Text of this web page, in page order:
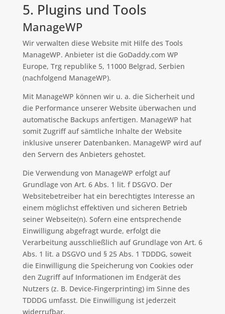
5. Plugins und Tools
ManageWP
Wir verwalten diese Website mit Hilfe des Tools
ManageWP. Anbieter ist die GoDaddy.com WP
Europe, Trg republike 5, 11000 Belgrad, Serbien
(nachfolgend ManageWP).
Mit ManageWP können wir u. a. die Sicherheit und
die Performance unserer Website überwachen und
automatische Backups anfertigen. ManageWP hat
somit Zugriff auf sämtliche Inhalte der Website
inklusive unserer Datenbanken. ManageWP wird auf
den Servern des Anbieters gehostet.
Die Verwendung von ManageWP erfolgt auf
Grundlage von Art. 6 Abs. 1 lit. f DSGVO. Der
Websitebetreiber hat ein berechtigtes Interesse an
einem möglichst effektiven und sicheren Betrieb
seiner Webseite(n). Sofern eine entsprechende
Einwilligung abgefragt wurde, erfolgt die
Verarbeitung ausschließlich auf Grundlage von Art. 6
Abs. 1 lit. a DSGVO und § 25 Abs. 1 TDDDG, soweit
die Einwilligung die Speicherung von Cookies oder
den Zugriff auf Informationen im Endgerät des
Nutzers (z. B. Device-Fingerprinting) im Sinne des
TDDDG umfasst. Die Einwilligung ist jederzeit
widerrufbar.